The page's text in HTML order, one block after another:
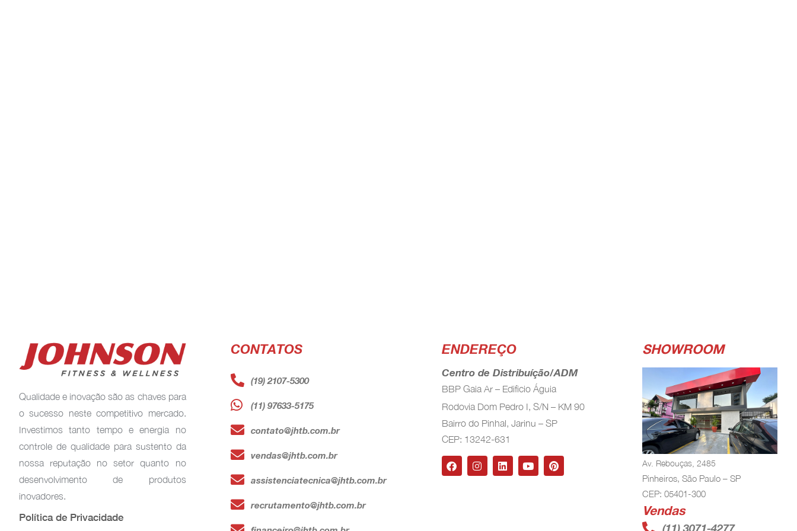
Qualidade e inovação são as chaves para
o sucesso neste competitivo mercado.
Investimos tanto tempo e energia no
controle de qualidade para sustento da
nossa reputação no setor quanto no
desenvolvimento de produtos
inovadores.
Política de Privacidade
CONTATOS
(19) 2107-5300
(11) 97633-5175
contato@jhtb.com.br
vendas@jhtb.com.br
assistenciatecnica@jhtb.com.br
recrutamento@jhtb.com.br
ENDEREÇO
Centro de Distribuíção/ADM
BBP Gaia Ar – Edificio Águia
Rodovia Dom Pedro I, S/N – KM 90
Bairro do Pinhal, Jarinu – SP
CEP: 13242-631
SHOWROOM
Av. Rebouças, 2485
Pinheiros, São Paulo – SP
CEP: 05401-300
Vendas
(11) 3071-4277